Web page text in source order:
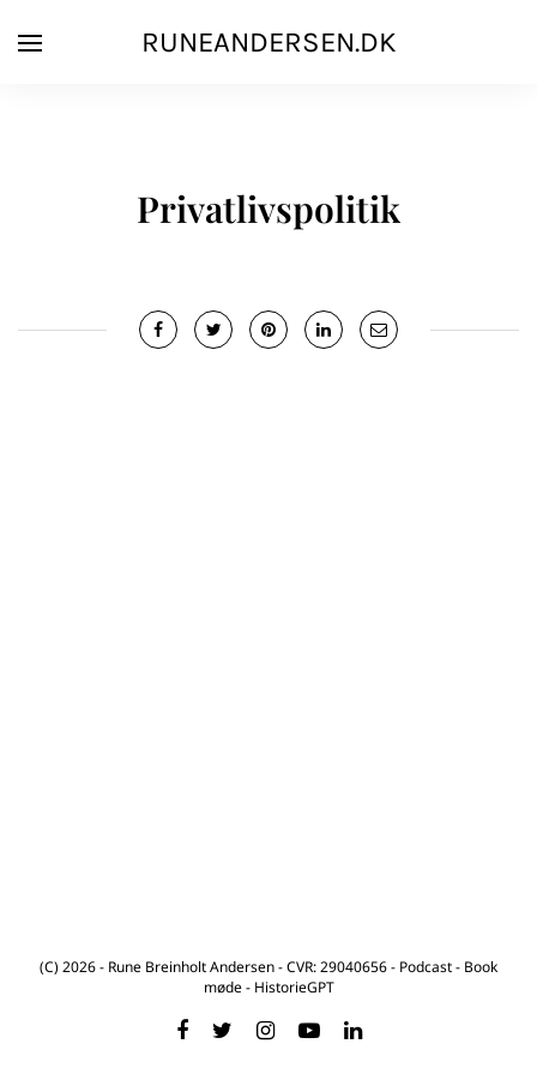
RUNEANDERSEN.DK
Privatlivspolitik
(C) 2026 - Rune Breinholt Andersen - CVR: 29040656 - Podcast- Book
møde- HistorieGPT